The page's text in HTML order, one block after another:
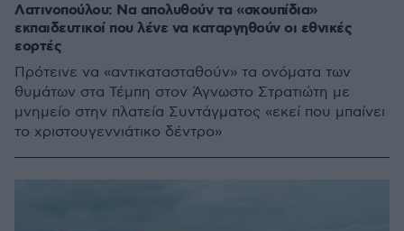
Λατινοπούλου: Να απολυθούν τα «σκουπίδια»
εκπαιδευτικοί που λένε να καταργηθούν οι εθνικές
εορτές
Πρότεινε να «αντικατασταθούν» τα ονόματα των
θυμάτων στα Τέμπη στον Άγνωστο Στρατιώτη με
μνημείο στην πλατεία Συντάγματος «εκεί που μπαίνει
το χριστουγεννιάτικο δέντρο»